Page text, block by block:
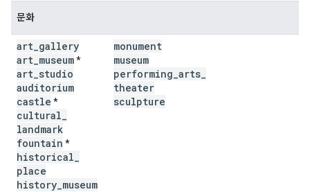
문화
art gallery
art museum*
art studio
auditorium
castle *
cultural
landmark
fountain *
historical
place
history museum
monument
museum
performing arts
theater
sculpture